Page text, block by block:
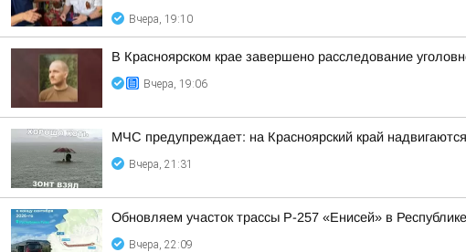
Вчера, 19:10
В Красноярском крае завершено расследование
Вчера, 19:06
МЧС предупреждает: на Красноярский край
Вчера, 21:31
Обновляем участок трассы Р-257 «Енисей» в
Вчера, 22:09